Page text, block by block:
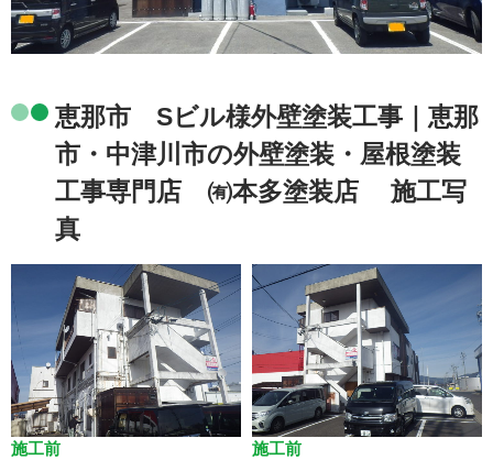
恵那市 Sビル様外壁塗装工事｜恵那
市・中津川市の外壁塗装・屋根塗装
工事専門店 ㈲本多塗装店 施工写
真
施工前 施工前